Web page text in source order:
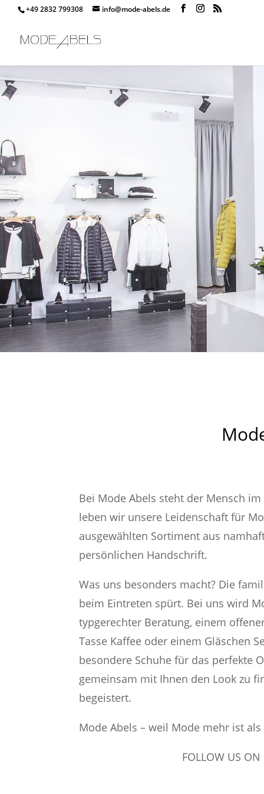
+49 2832 799308 info@mode-abels.de
Bei Mode Abels steht der Mensch
leben wir unsere Leidenschaft für
ausgewählten Sortiment aus
persönlichen Handschrift.
Was uns besonders macht? Die
beim Eintreten spürt. Bei uns wird
typgerechter Beratung, einem
Tasse Kaffee oder einem Gläschen
besondere Schuhe für das perfekte
gemeinsam mit Ihnen den Look zu
begeistert.
Mode Abels – weil Mode mehr ist
FOLLOW US ON